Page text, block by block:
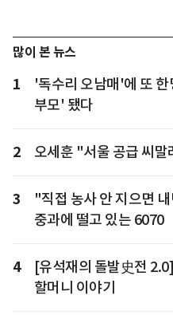
많이 본 뉴스
1
'독수리 오남매'에 또
부모' 됐다
2 오세훈 "서울 공급 씨
3
"직접 농사 안 지으면
중과에 떨고 있는 6070
4
[유석재의 돌발史전
할머니 이야기